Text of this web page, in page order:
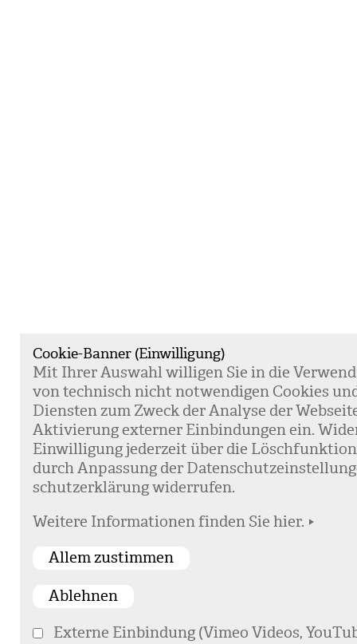
Cookie-Banner (Einwilligung)
Mit Ihrer Aus­wahl wil­li­gen Sie in die
von tech­nisch nicht not­wen­di­gen Coo­kies
Diens­ten zum Zweck der Ana­lyse der
Akti­vie­rung exter­ner Ein­bin­dun­gen ein.
Ein­wil­li­gung jeder­zeit über die
durch Anpas­sung der
schutz­er­klä­rung wider­ru­fen.
Weitere Informationen finden Sie hier.
Externe Einbindung (Vimeo Videos,